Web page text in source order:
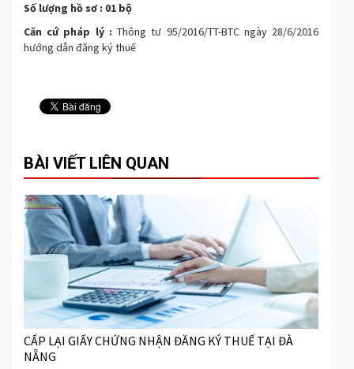
Số lượng hồ sơ : 01 bộ
Căn cứ pháp lý : Thông tư 95/2016/TT-BTC ngày 28/6/2016
hướng dẫn đăng ký thuế
BÀI VIẾT LIÊN QUAN
CẤP LẠI GIẤY CHỨNG NHẬN ĐĂNG KÝ THUẾ TẠI ĐÀ
NẴNG